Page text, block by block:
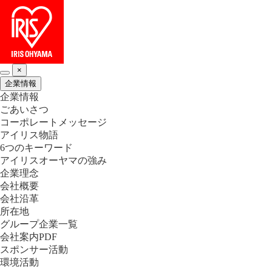
×
企業情報
企業情報
ごあいさつ
コーポレートメッセージ
アイリス物語
6つのキーワード
アイリスオーヤマの強み
企業理念
会社概要
会社沿革
所在地
グループ企業一覧
会社案内PDF
スポンサー活動
環境活動